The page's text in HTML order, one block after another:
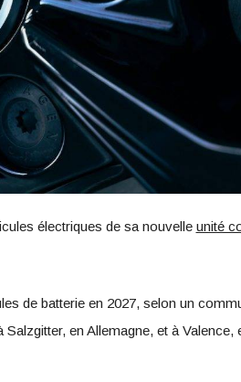
électriques de sa nouvelle unité
de batterie en 2027, selon un
en Allemagne, et à Valence,